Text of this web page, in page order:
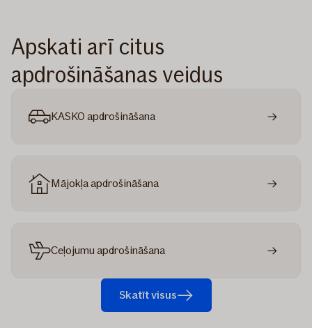
Apskati arī citus
apdrošināšanas veidus
KASKO apdrošināšana
Mājokļa apdrošināšana
Ceļojumu apdrošināšana
Skatīt visus